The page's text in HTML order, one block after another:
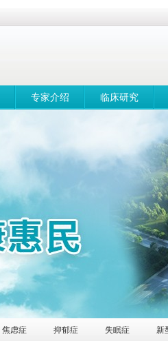
专家介绍 临床研究
焦虑症 抑郁症 失眠症 新